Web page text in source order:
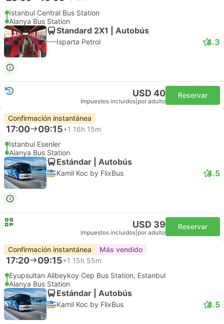
Istanbul Central Bus Station
Alanya Bus Station
Standard 2X1 | Autobús
Isparta Petrol 4.3
USD 40
Impuestos incluidos por adulto
Reservar
Confirmación instantánea
17:00 09:15+1 16h 15m
Istanbul Esenler
Alanya Bus Station
Estándar | Autobús
Kamil Koc by FlixBus 4.5
USD 39
Impuestos incluidos por adulto
Reservar
Confirmación instantánea Más vendido
17:20 09:15+1 15h 55m
Eyupsultan Alibeykoy Cep Bus Station, Estanbul
Alanya Bus Station
Estándar | Autobús
Kamil Koc by FlixBus 4.5